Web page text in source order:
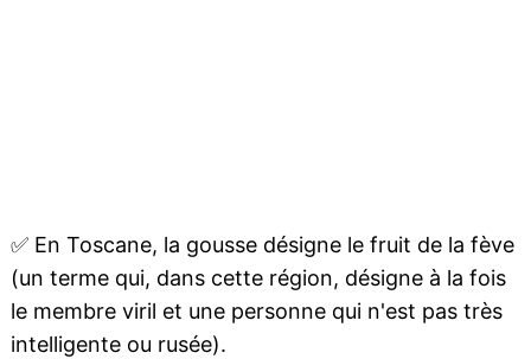
✅En Toscane, la gousse désigne le fruit de la fève
(un terme qui, dans cette région, désigne à la fois
le membre viril et une personne qui n'est pas très
intelligente ou rusée).